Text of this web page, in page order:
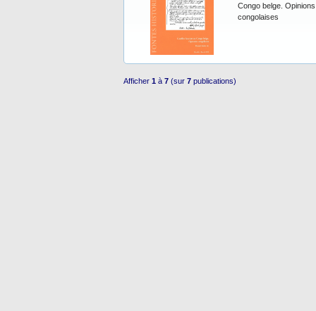
Congo belge. Opinions
congolaises
Afficher 1 à 7 (sur 7 publications)